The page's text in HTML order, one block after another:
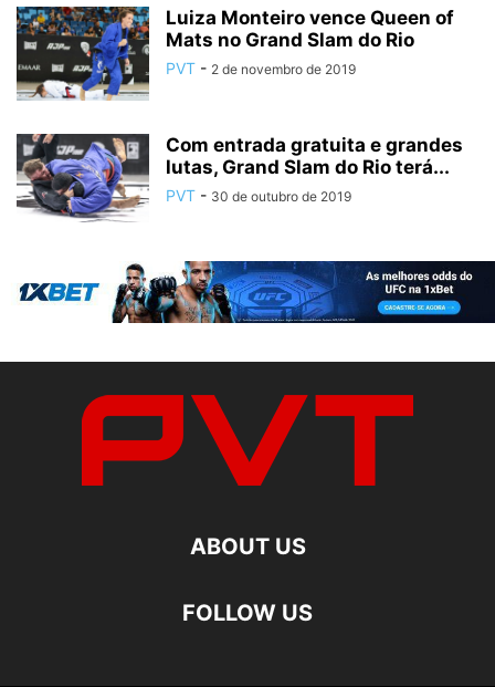
Luiza Monteiro vence Queen of
Mats no Grand Slam do Rio
PVT - 2 de novembro de 2019
Com entrada gratuita e grandes
lutas, Grand Slam do Rio terá...
PVT - 30 de outubro de 2019
ABOUT US
FOLLOW US